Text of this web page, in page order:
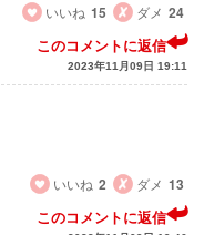
いいね 15 ダメ 24
このコメントに返信
2023年11月09日 19:11
いいね 2 ダメ 13
このコメントに返信